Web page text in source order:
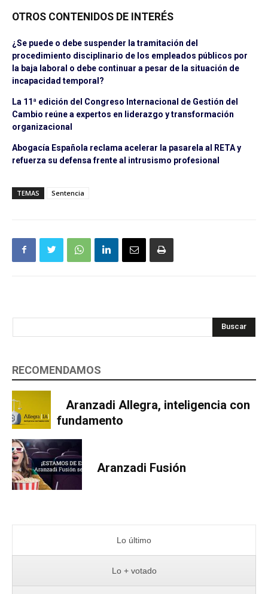
OTROS CONTENIDOS DE INTERÉS
¿Se puede o debe suspender la tramitación del
procedimiento disciplinario de los empleados públicos por
la baja laboral o debe continuar a pesar de la situación de
incapacidad temporal?
La 11ª edición del Congreso Internacional de Gestión del
Cambio reúne a expertos en liderazgo y transformación
organizacional
Abogacía Española reclama acelerar la pasarela al RETA y
refuerza su defensa frente al intrusismo profesional
TEMAS Sentencia
Buscar
RECOMENDAMOS
Aranzadi Allegra, inteligencia con
fundamento
Aranzadi Fusión
Lo último
Lo + votado